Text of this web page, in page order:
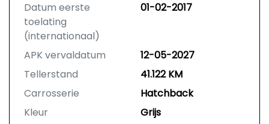
Datum eerste
toelating
(internationaal)
01-02-2017
APK vervaldatum
12-05-2027
Tellerstand
41.122 KM
Carrosserie
Hatchback
Kleur
Grijs